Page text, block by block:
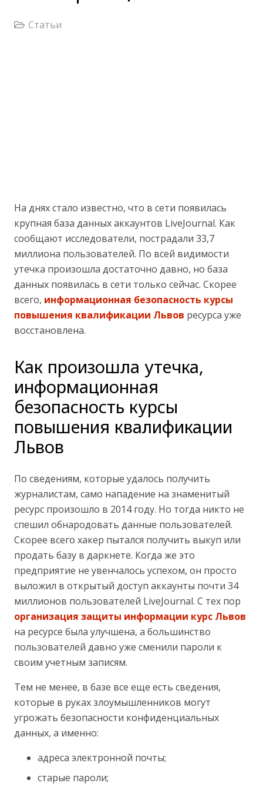
Статьи
На днях стало известно, что в сети появилась
крупная база данных аккаунтов LiveJournal. Как
сообщают исследователи, пострадали 33,7
миллиона пользователей. По всей видимости
утечка произошла достаточно давно, но база
данных появилась в сети только сейчас. Скорее
всего, информационная безопасность курсы
повышения квалификации Львов ресурса уже
восстановлена.
Как произошла утечка,
информационная
безопасность курсы
повышения квалификации
Львов
По сведениям, которые удалось получить
журналистам, само нападение на знаменитый
ресурс произошло в 2014 году. Но тогда никто не
спешил обнародовать данные пользователей.
Скорее всего хакер пытался получить выкуп или
продать базу в даркнете. Когда же это
предприятие не увенчалось успехом, он просто
выложил в открытый доступ аккаунты почти 34
миллионов пользователей LiveJournal. С тех пор
организация защиты информации курс Львов
на ресурсе была улучшена, а большинство
пользователей давно уже сменили пароли к
своим учетным записям.
Тем не менее, в базе все еще есть сведения,
которые в руках злоумышленников могут
угрожать безопасности конфиденциальных
данных, а именно:
адреса электронной почты;
старые пароли;